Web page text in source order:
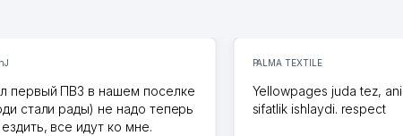
первый ПВЗ в нашем поселке
стали рады) не надо теперь
все идут ко мне.
PALMA TEXTILE
Yellowpages juda tez,
sifatlik ishlaydi. respect